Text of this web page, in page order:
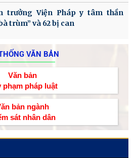
trưởng Viện Pháp y tâm thần
trùm” và 62 bị can
VĂN BẢN
Văn bản
phạm pháp luật
bản ngành
sát nhân dân